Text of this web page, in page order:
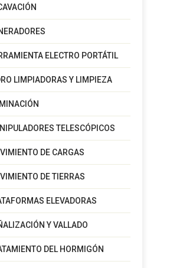
ELECTRO PORTÁTIL
LIMPIADORAS Y LIMPIEZA
TELESCÓPICOS
DE CARGAS
DE TIERRAS
ELEVADORAS
Y VALLADO
DEL HORMIGÓN